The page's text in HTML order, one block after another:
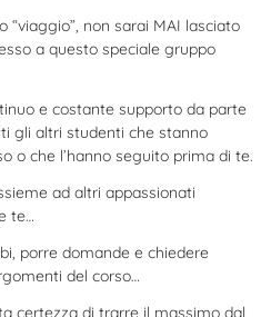
non sarai MAI lasciato
a questo speciale gruppo
e costante supporto da parte
gli altri studenti che stanno
o che l’hanno seguito prima di te.
ad altri appassionati
te…
porre domande e chiedere
del corso…
certezza di trarre il massimo dal